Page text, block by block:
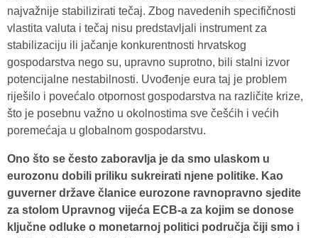
najvažnije stabilizirati tečaj. Zbog navedenih specifičnosti
vlastita valuta i tečaj nisu predstavljali instrument za
stabilizaciju ili jačanje konkurentnosti hrvatskog
gospodarstva nego su, upravno suprotno, bili stalni izvor
potencijalne nestabilnosti. Uvođenje eura taj je problem
riješilo i povećalo otpornost gospodarstva na različite krize,
što je posebnu važno u okolnostima sve češćih i većih
poremećaja u globalnom gospodarstvu.
Ono što se često zaboravlja je da smo ulaskom u
eurozonu dobili priliku sukreirati njene politike. Kao
guverner države članice eurozone ravnopravno sjedite
za stolom Upravnog vijeća ECB-a za kojim se donose
ključne odluke o monetarnoj politici područja čiji smo i